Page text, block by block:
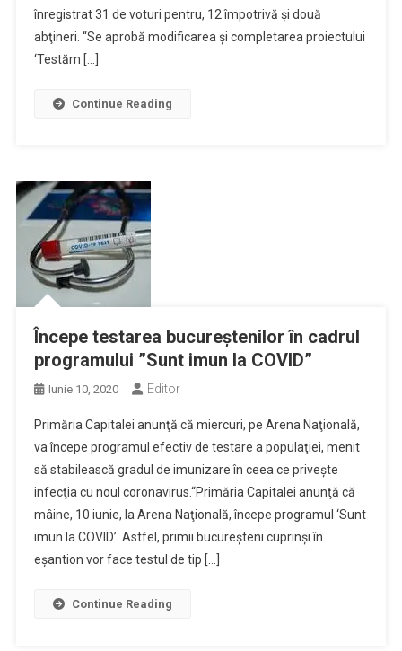
înregistrat 31 de voturi pentru, 12 împotrivă şi două
abţineri. “Se aprobă modificarea şi completarea proiectului
‘Testăm […]
Continue Reading
Începe testarea bucureştenilor în cadrul
programului ”Sunt imun la COVID”
Iunie 10, 2020 Editor
Primăria Capitalei anunţă că miercuri, pe Arena Naţională,
va începe programul efectiv de testare a populaţiei, menit
să stabilească gradul de imunizare în ceea ce priveşte
infecţia cu noul coronavirus.“Primăria Capitalei anunţă că
mâine, 10 iunie, la Arena Naţională, începe programul ‘Sunt
imun la COVID’. Astfel, primii bucureşteni cuprinşi în
eşantion vor face testul de tip […]
Continue Reading